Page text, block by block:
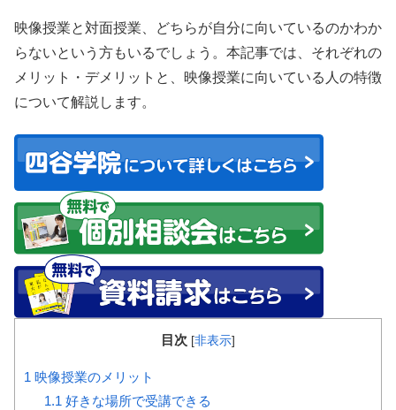
映像授業と対面授業、どちらが自分に向いているのかわか
らないという方もいるでしょう。本記事では、それぞれの
メリット・デメリットと、映像授業に向いている人の特徴
について解説します。
目次 [非表示]
1 映像授業のメリット
1.1 好きな場所で受講できる